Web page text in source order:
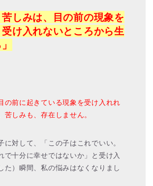
苦しみは、目の前の現象を
け入れないところから生
の前に起きている現象を受け入れれ
苦しみも、存在しません。
に対して、「この子はこれでいい。
で十分に幸せではないか」と受け入
た）瞬間、私の悩みはなくなりまし